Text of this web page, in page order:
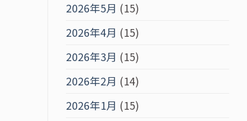
2026年5月 (15)
2026年4月 (15)
2026年3月 (15)
2026年2月 (14)
2026年1月 (15)